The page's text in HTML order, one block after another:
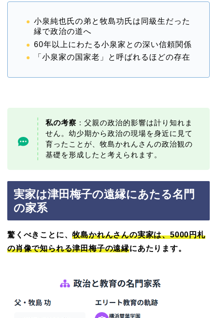
小泉純也氏の弟と牧島功氏は同級生だった
縁で政治の道へ
60年以上にわたる小泉家との深い信頼関係
「小泉家の国家老」と呼ばれるほどの存在
私の考察 ：父親の政治的影響は計り知れま
せん。幼少期から政治の現場を身近に見て
育ったことが、牧島かれんさんの政治観の
基礎を形成したと考えられます。
実家は津田梅子の遠縁にあたる名門
の家系
驚くべきことに、牧島かれんさんの実家は、5000円札
の肖像で知られる津田梅子の遠縁にあたります。